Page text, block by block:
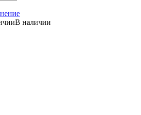
В наличии